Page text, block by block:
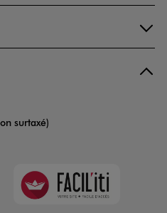
surtaxé)
Faciliti